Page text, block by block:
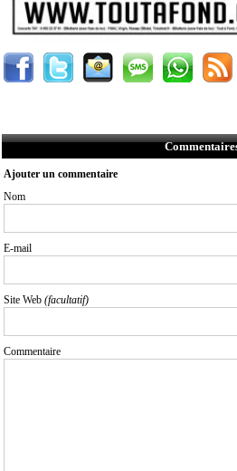
Ajouter un commentaire
Nom
E-mail
Site Web (facultatif)
Commentaire